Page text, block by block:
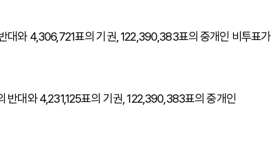
와 4,306,721표의 기권, 122,390,383표의 중개인 비투표가
반대와 4,231,125표의 기권, 122,390,383표의 중개인